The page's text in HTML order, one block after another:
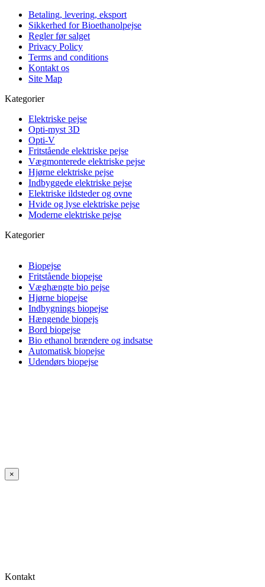
Betaling, levering, eksport
Sikkerhed for Bioethanolpejse
Regler før salget
Privacy Policy
Terms and conditions
Kontakt os
Site Map
Kategorier
Elektriske pejse
Opti-myst 3D
Opti-V
Fritstående elektriske pejse
Vægmonterede elektriske pejse
Hjørne elektriske pejse
Indbyggede elektriske pejse
Elektriske ildsteder og ovne
Hvide og lyse elektriske pejse
Moderne elektriske pejse
Kategorier
Biopejse
Fritstående biopejse
Væghængte bio pejse
Hjørne biopejse
Indbygnings biopejse
Hængende biopejs
Bord biopejse
Bio ethanol brændere og indsatse
Automatisk biopejse
Udendørs biopejse
×
Kontakt